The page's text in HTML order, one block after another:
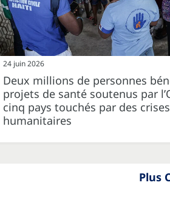
24 juin 2026
Deux millions de personnes
projets de santé soutenus par
cinq pays touchés par des crises
humanitaires
Plus